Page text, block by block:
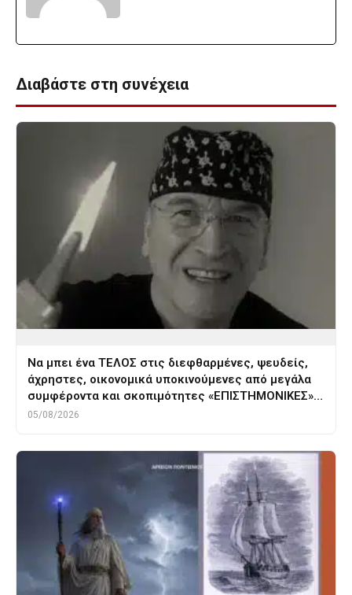
Διαβάστε στη συνέχεια
Να μπει ένα ΤΕΛΟΣ στις διεφθαρμένες, ψευδείς,
άχρηστες, οικονομικά υποκινούμενες από μεγάλα
συμφέροντα και σκοπιμότητες «ΕΠΙΣΤΗΜΟΝΙΚΕΣ»…
05/08/2026